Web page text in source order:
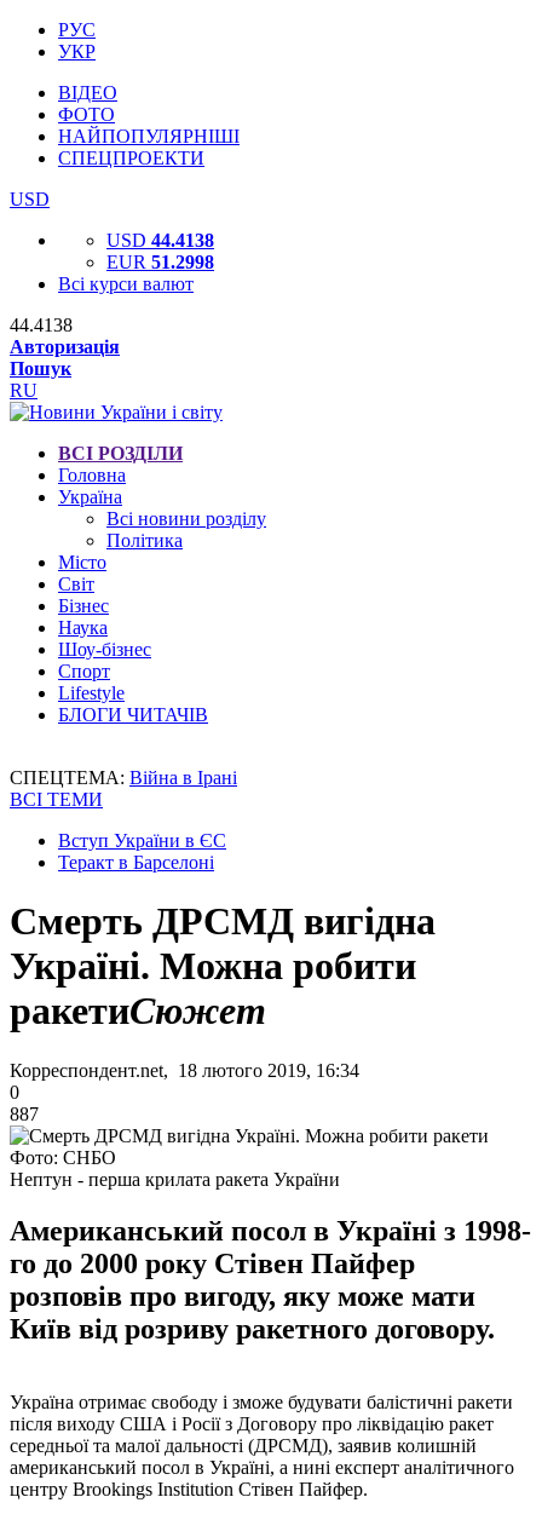
РУС
УКР
ВІДЕО
ФОТО
НАЙПОПУЛЯРНІШІ
СПЕЦПРОЕКТИ
USD
USD 44.4138
EUR 51.2998
Всі курси валют
44.4138
Авторизація
Пошук
RU
ВСІ РОЗДІЛИ
Головна
Україна
Всі новини розділу
Політика
Місто
Світ
Бізнес
Наука
Шоу-бізнес
Спорт
Lifestyle
БЛОГИ ЧИТАЧІВ
СПЕЦТЕМА: Війна в Ірані
ВСІ ТЕМИ
Вступ України в ЄС
Теракт в Барселоні
Смерть ДРСМД вигідна
Україні. Можна робити
ракетиСюжет
Корреспондент.net, 18 лютого 2019, 16:34
0
887
Фото: СНБО
Нептун - перша крилата ракета України
Американський посол в Україні з 1998-
го до 2000 року Стівен Пайфер
розповів про вигоду, яку може мати
Київ від розриву ракетного договору.
Україна отримає свободу і зможе будувати балістичні ракети
після виходу США і Росії з Договору про ліквідацію ракет
середньої та малої дальності (ДРСМД), заявив колишній
американський посол в Україні, а нині експерт аналітичного
центру Brookings Institution Стівен Пайфер.